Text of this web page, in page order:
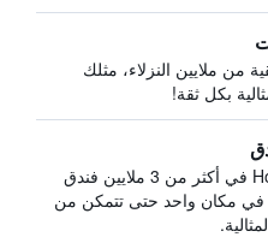
من ملايين النزلاء، مثلك
بكل ثقة!
يبحث HotelsCombined في أكثر من 3 ملايين فندق
في مكان واحد حتى تتمكن من